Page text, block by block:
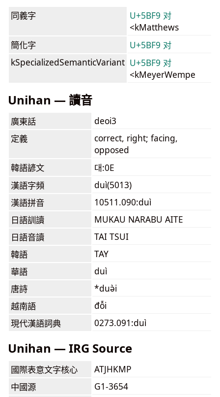
同義字
U+5BF9 对
<kMatthews
簡化字
U+5BF9 对
kSpecializedSemanticVariant U+5BF9 对
<kMeyerWempe
Unihan — 讀音
廣東話
deoi3
定義
correct, right; facing,
opposed
韓語諺文
대:0E
漢語字頻
duì(5013)
漢語拼音
10511.090:duì
日語訓讀
MUKAU NARABU AITE
日語音讀
TAI TSUI
韓語
TAY
華語
duì
唐詩
*duə̀i
越南語
đỗi
現代漢語詞典
0273.091:duì
Unihan — IRG Source
國際表意文字核心
ATJHKMP
中國源
G1-3654